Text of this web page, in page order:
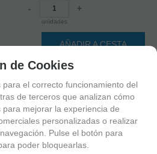
-
unidades
+
AÑADIR A CESTA
CAJAS DE MUSICA
VARIOS
FAMILIAS RELACIONADAS
Regalos
REGALOS DIFERENTES
de Cookies
el correcto funcionamiento del
de terceros que analizan cómo
mejorar la experiencia de
personalizadas o realizar
Pulse el botón para
poder bloquearlas.